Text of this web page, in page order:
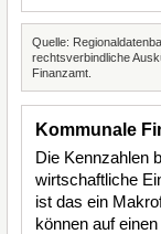
Quelle:
rechtsverbindliche
Finanzamt.
Kommunale
Die Kennzahlen
wirtschaftliche
ist das ein
können auf